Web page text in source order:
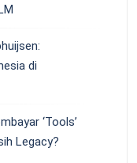
di
‘Tools’
Legacy?